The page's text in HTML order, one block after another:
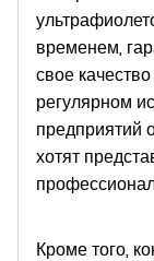
временем,
свое
регулярном
предприятий
хотят
Кроме того,